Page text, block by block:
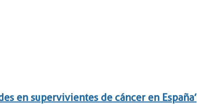
en supervivientes de cáncer en España’